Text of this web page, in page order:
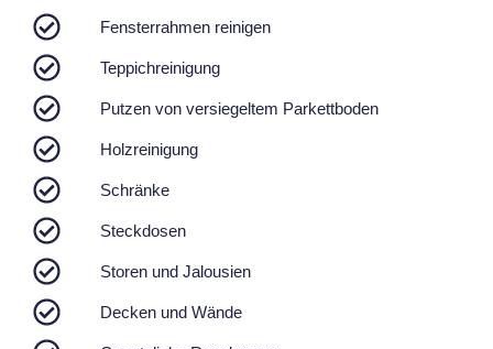
Fensterrahmen reinigen
Teppichreinigung
Putzen von versiegeltem Parkettboden
Holzreinigung
Schränke
Steckdosen
Storen und Jalousien
Decken und Wände